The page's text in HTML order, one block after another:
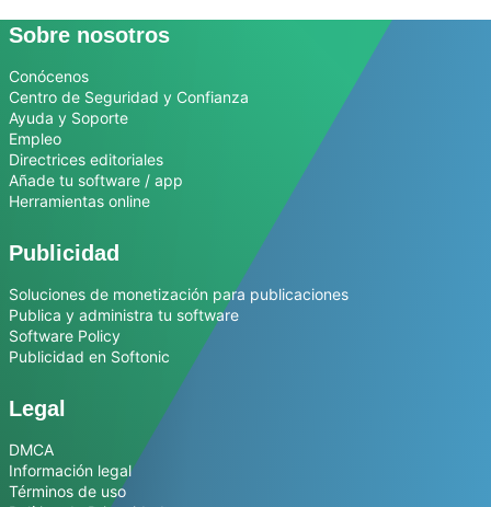
Sobre nosotros
Conócenos
Centro de Seguridad y Confianza
Ayuda y Soporte
Empleo
Directrices editoriales
Añade tu software / app
Herramientas online
Publicidad
Soluciones de monetización para publicaciones
Publica y administra tu software
Software Policy
Publicidad en Softonic
Legal
DMCA
Información legal
Términos de uso